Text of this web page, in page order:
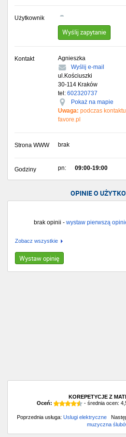
Użytkownik
Wyślij zapytanie
Kontakt
Agnieszka
Wyślij e-mail
ul.Kościuszki
30-114 Kraków
tel: 602320737
Pokaż na mapie
Uwaga: podczas
favore.pl
Strona WWW brak
Godziny pn: 09:00-19:00
OPINIE O
brak opinii - wystaw pierwszą
Zobacz wszystkie
Wystaw opinię
KOREPETYCJE Z
Oceń:
- średnia ocen:
Poprzednia usługa: Uslugi elektryczne
muzyczna